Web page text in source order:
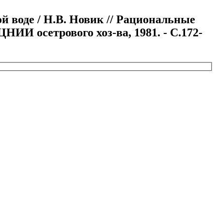
воде / Н.В. Новик // Рациональные
осетрового хоз-ва, 1981. - С.172-